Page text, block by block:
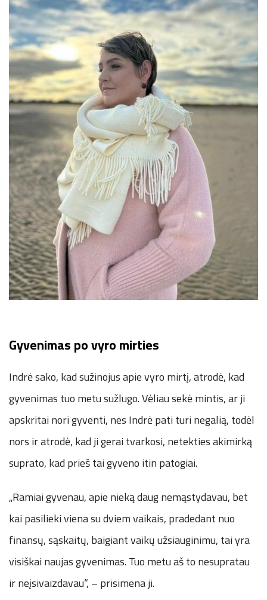
Gyvenimas po vyro mirties
Indrė sako, kad sužinojus apie vyro mirtį, atrodė, kad
gyvenimas tuo metu sužlugo. Vėliau sekė mintis, ar ji
apskritai nori gyventi, nes Indrė pati turi negalią, todėl
nors ir atrodė, kad ji gerai tvarkosi, netekties akimirką
suprato, kad prieš tai gyveno itin patogiai.
„Ramiai gyvenau, apie nieką daug nemąstydavau, bet
kai pasilieki viena su dviem vaikais, pradedant nuo
finansų, sąskaitų, baigiant vaikų užsiauginimu, tai yra
visiškai naujas gyvenimas. Tuo metu aš to nesupratau
ir neįsivaizdavau“, – prisimena ji.